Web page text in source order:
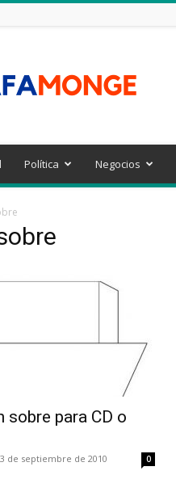
Política Negocios
sobre para CD o
de septiembre de 2010 0